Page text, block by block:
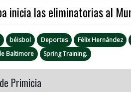
inicia las eliminatorias al
béisbol Deportes Félix Hernández
Baltimore
Spring Training.
Primicia